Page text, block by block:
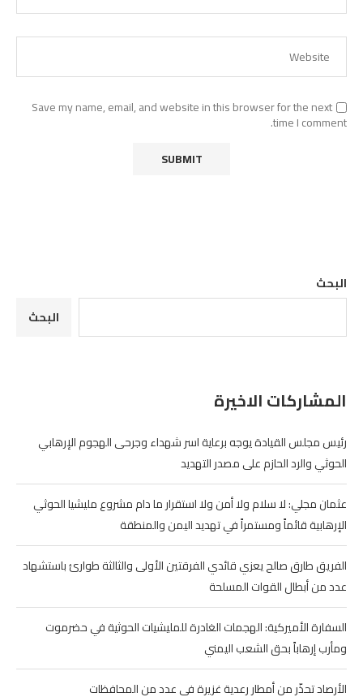
Save my name, email, and website in this browser for the next
time I comment.
البحث
البحث
المشاركات الاخيرة
رئيس مجلس القيادة يوجه برعاية اسر شهداء وجرحى الهجوم الإرهابي
الحوثي والرد الحازم على مصدر التهديد
عثمان مجلي: لا سلام ولا أمن ولا استقرار ما دام مشروع مليشيا الحوثي
الإرهابية قائماً ومستمراً في تهديد اليمن والمنطقة
الفريق طارق صالح يعزي قائدي الفرقتين الأولى والثالثة طوارئ باستشهاد
عدد من أبطال القوات المسلحة
السفارة الأميركية: الهجمات الغادرة للمليشيات الحوثية في حضرموت
ومأرب إرهاباً بحق الشعب اليمني
الأرصاد تحذّر من أمطار رعدية غزيرة في عدد من المحافظات